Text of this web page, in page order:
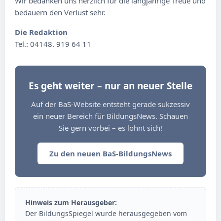
bedauern den Verlust sehr.
Die Redaktion
Tel.: 04148. 919 64 11
Es geht weiter – nur an neuer Stelle
Auf der BaS-Website entsteht gerade sukzessiv
ein neuer Bereich für BildungsNews. Schauen
Sie gern vorbei – es lohnt sich!
Zu den neuen BaS-BildungsNews
Hinweis zum Herausgeber:
Der BildungsSpiegel wurde herausgegeben vom